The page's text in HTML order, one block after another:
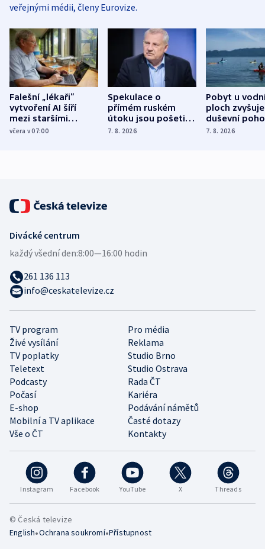
veřejnými médii, členy Eurovize.
Falešní „lékaři“
vytvoření AI šíří
mezi staršími
Poláky nebezpečné
včera v 07:00
Spekulace o
přímém ruském
útoku jsou pošetilé,
míní estonský
7. 8. 2026
Pobyt u
ploch zvyšuje
duševní
ukázala
7. 8. 2026
Instagram Facebook YouTube X Threads
TV program
Pro média
Živé vysílání
Reklama
TV poplatky
Studio Brno
Teletext
Studio Ostrava
Podcasty
Rada ČT
Počasí
Kariéra
E-shop
Podávání námětů
Mobilní a TV aplikace
Časté dotazy
Vše o ČT
Kontakty
Divácké centrum
každý všední den:8:00—16:00 hodin
261 136 113
info@ceskatelevize.cz
© Česká televize
English•Ochrana soukromí•Přístupnost